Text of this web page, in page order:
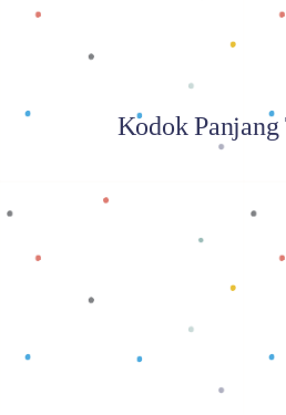
Kodok
Baca